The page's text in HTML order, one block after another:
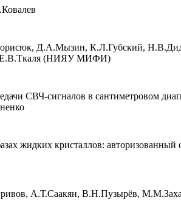
Д.А.Мызин, К.Л.Губский,
Е.В.Ткаля (НИЯУ МИФИ)
СВЧ-сигналов в сантиметровом
жидких кристаллов: авторизованный
А.Т.Саакян, В.Н.Пузырёв,